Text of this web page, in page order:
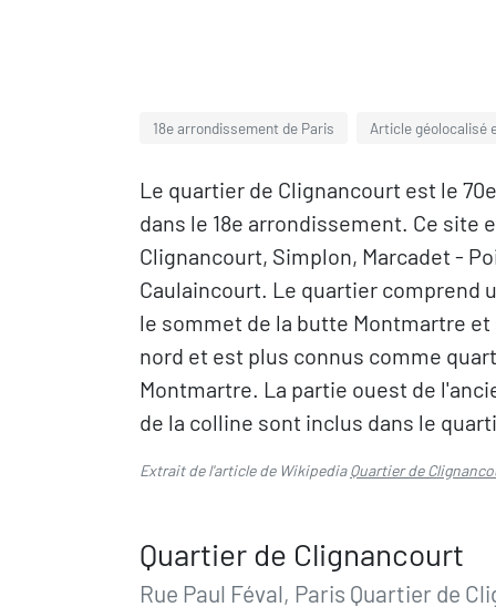
18e arrondissement de Paris Article géolocalisé
Le quartier de Clignancourt est le
dans le 18e arrondissement. Ce
Clignancourt, Simplon, Marcadet -
Caulaincourt. Le quartier comprend
le sommet de la butte Montmartre
nord et est plus connus comme
Montmartre. La partie ouest de
de la colline sont inclus dans le
Extrait de l'article de WikipediaQuartier de
Quartier de Clignancourt
Rue Paul Féval, Paris Quartier de